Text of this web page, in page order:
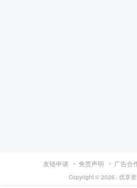
友链申请 免责声明 广告合
Copyright © 2026 · 优享